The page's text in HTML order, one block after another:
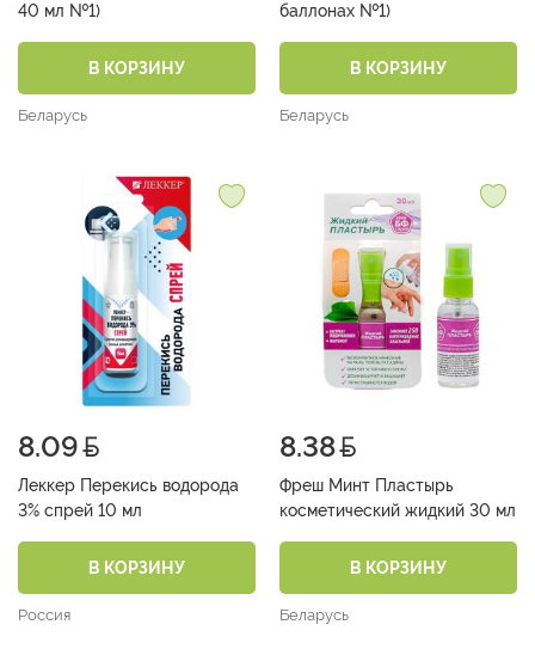
40 мл №1)
В КОРЗИНУ
Беларусь
баллонах №1)
В КОРЗИНУ
Беларусь
8.09
Леккер Перекись водорода
3% спрей 10 мл
В КОРЗИНУ
Россия
8.38
Фреш Минт Пластырь
косметический жидкий 30 мл
В КОРЗИНУ
Беларусь